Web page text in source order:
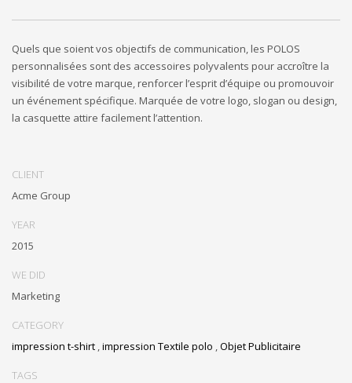
Quels que soient vos objectifs de communication, les POLOS
personnalisées sont des accessoires polyvalents pour accroître la
visibilité de votre marque, renforcer l’esprit d’équipe ou promouvoir
un événement spécifique. Marquée de votre logo, slogan ou design,
la casquette attire facilement l’attention.
CLIENT
Acme Group
YEAR
2015
WE DID
Marketing
CATEGORY
impression t-shirt impression Textile polo Objet Publicitaire
TAGS